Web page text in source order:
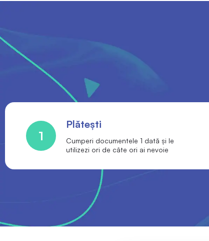
1
Plătești
Cumperi documentele 1 dată și le
utilizezi ori de câte ori ai nevoie